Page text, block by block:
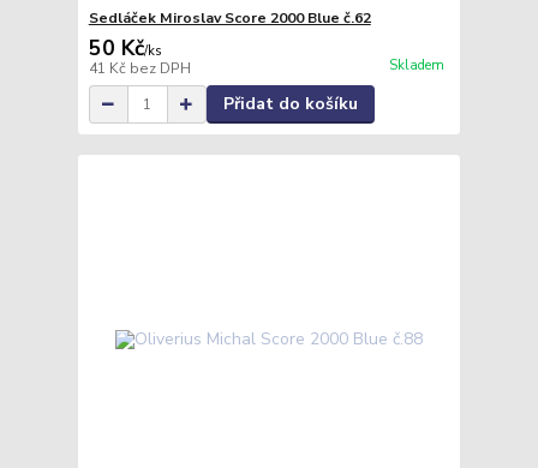
Sedláček Miroslav Score 2000 Blue č.62
50 Kč/ks
41 Kč bez DPH Skladem
Přidat do košíku